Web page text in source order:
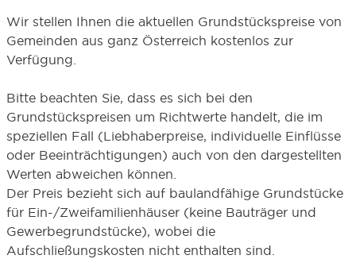
Wir stellen Ihnen die aktuellen Grundstückspreise von
Gemeinden aus ganz Österreich kostenlos zur
Verfügung.
Bitte beachten Sie, dass es sich bei den
Grundstückspreisen um Richtwerte handelt, die im
speziellen Fall (Liebhaberpreise, individuelle Einflüsse
oder Beeinträchtigungen) auch von den dargestellten
Werten abweichen können.
Der Preis bezieht sich auf baulandfähige Grundstücke
für Ein-/Zweifamilienhäuser (keine Bauträger und
Gewerbegrundstücke), wobei die
Aufschließungskosten nicht enthalten sind.